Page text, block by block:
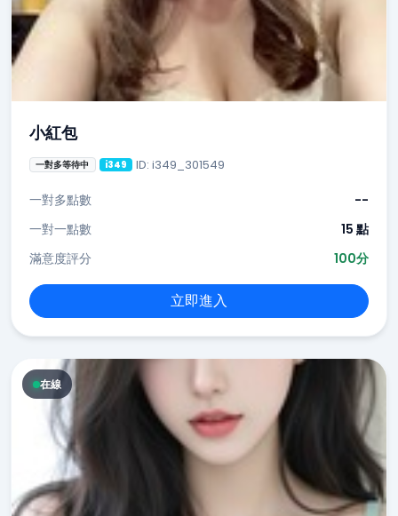
小紅包
一對多等待中 i349 ID: i349_301549
一對多點數
--
一對一點數
15 點
滿意度評分
100分
立即進入
在線